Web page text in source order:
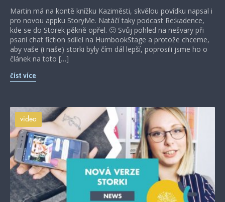
Martin má na kontě knížku Kaziměsti, skvělou povídku napsal i
pro novou appku StoryMe. Natáčí taky podcast Re:kadence,
kde se do Storek pěkně opřel. 🙂 Svůj pohled na nešvary při
psaní chat fiction sdílel na HumbookStage a protože chceme,
aby vaše (i naše) storki byly čím dál lepší, poprosili jsme ho o
článek na toto […]
číst více
videa